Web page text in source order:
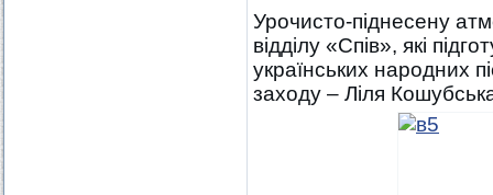
Урочисто-піднесену
відділу «Спів», які
українських народних
заходу – Ліля